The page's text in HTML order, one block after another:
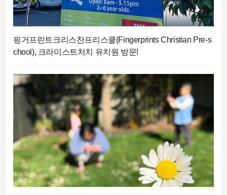
핑거프린트크리스찬프리스쿨(Fingerprints Christian Pre-s
chool), 크라이스트처치 유치원 방문!